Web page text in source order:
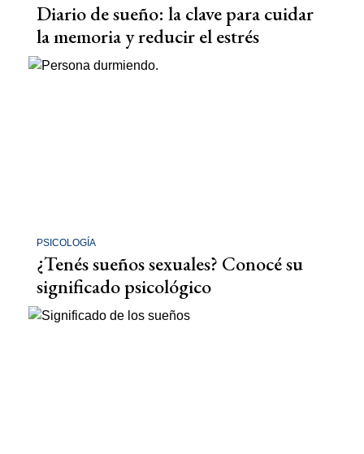
Diario de sueño: la clave para cuidar
la memoria y reducir el estrés
PSICOLOGÍA
¿Tenés sueños sexuales? Conocé su
significado psicológico